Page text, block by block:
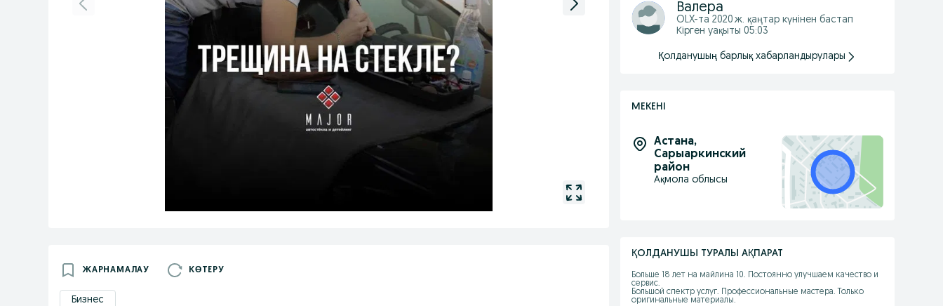
ЖАРНАМАЛАУ КӨТЕРУ
Бизнес
Валера
OLX-та 2020 ж. қаңтаркүнінен бастап
Кірген уақыты 05:03
Қолданушың барлық хабарландырулары
МЕКЕНІ
Астана,
Сарыаркинский
район
Ақмола облысы
ҚОЛДАНУШЫ ТУРАЛЫ АҚПАРАТ
Больше 18 лет на майлина 10. Постоянно улучшаем качество и
сервис.
Большой спектр услуг. Профессиональные мастера. Только
оригинальные материалы.